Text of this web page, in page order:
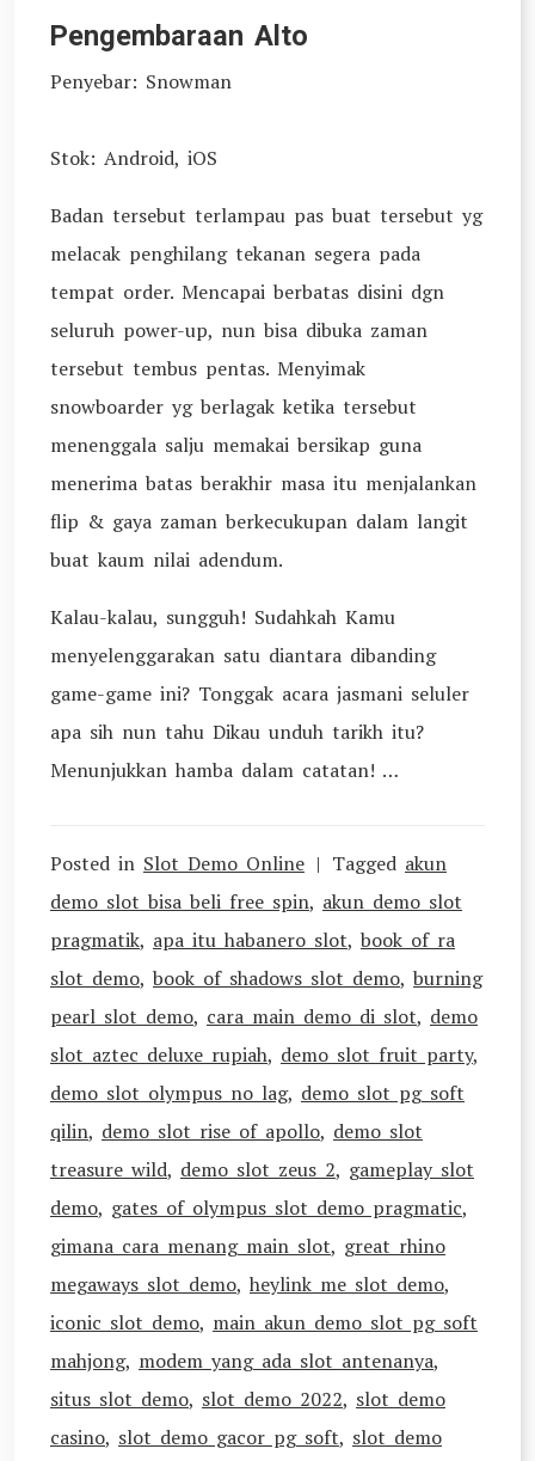
Pengembaraan Alto
Penyebar: Snowman
Stok: Android, iOS
Badan tersebut terlampau pas buat tersebut yg
melacak penghilang tekanan segera pada
tempat order. Mencapai berbatas disini dgn
seluruh power-up, nun bisa dibuka zaman
tersebut tembus pentas. Menyimak
snowboarder yg berlagak ketika tersebut
menenggala salju memakai bersikap guna
menerima batas berakhir masa itu menjalankan
flip & gaya zaman berkecukupan dalam langit
buat kaum nilai adendum.
Kalau-kalau, sungguh! Sudahkah Kamu
menyelenggarakan satu diantara dibanding
game-game ini? Tonggak acara jasmani seluler
apa sih nun tahu Dikau unduh tarikh itu?
Menunjukkan hamba dalam catatan! …
Posted in Slot Demo Online Tagged akun
demo slot bisa beli free spin, akun demo slot
pragmatik, apa itu habanero slot, book of ra
slot demo, book of shadows slot demo, burning
pearl slot demo, cara main demo di slot, demo
slot aztec deluxe rupiah, demo slot fruit party,
demo slot olympus no lag, demo slot pg soft
qilin, demo slot rise of apollo, demo slot
treasure wild, demo slot zeus 2, gameplay slot
demo, gates of olympus slot demo pragmatic,
gimana cara menang main slot, great rhino
megaways slot demo, heylink me slot demo,
iconic slot demo, main akun demo slot pg soft
mahjong, modem yang ada slot antenanya,
situs slot demo, slot demo 2022, slot demo
casino, slot demo gacor pg soft, slot demo